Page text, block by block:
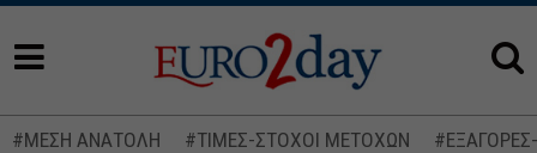
#ΜΕΣΗ ΑΝΑΤΟΛΗ #ΤΙΜΕΣ-ΣΤΟΧΟΙ ΜΕΤΟΧΩΝ